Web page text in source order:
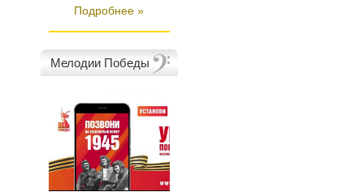
Подробнее »
Мелодии Победы